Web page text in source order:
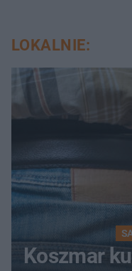
LOKALNIE:
Koszmar